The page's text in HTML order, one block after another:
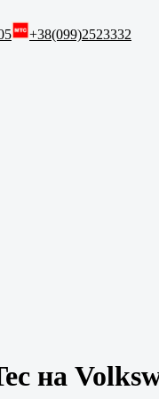
+38(099)2523332
на